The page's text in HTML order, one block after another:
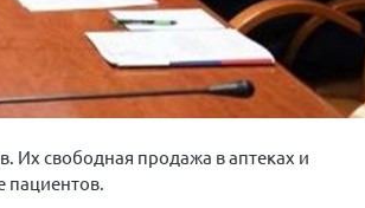
Их свободная продажа в аптеках и
пациентов.